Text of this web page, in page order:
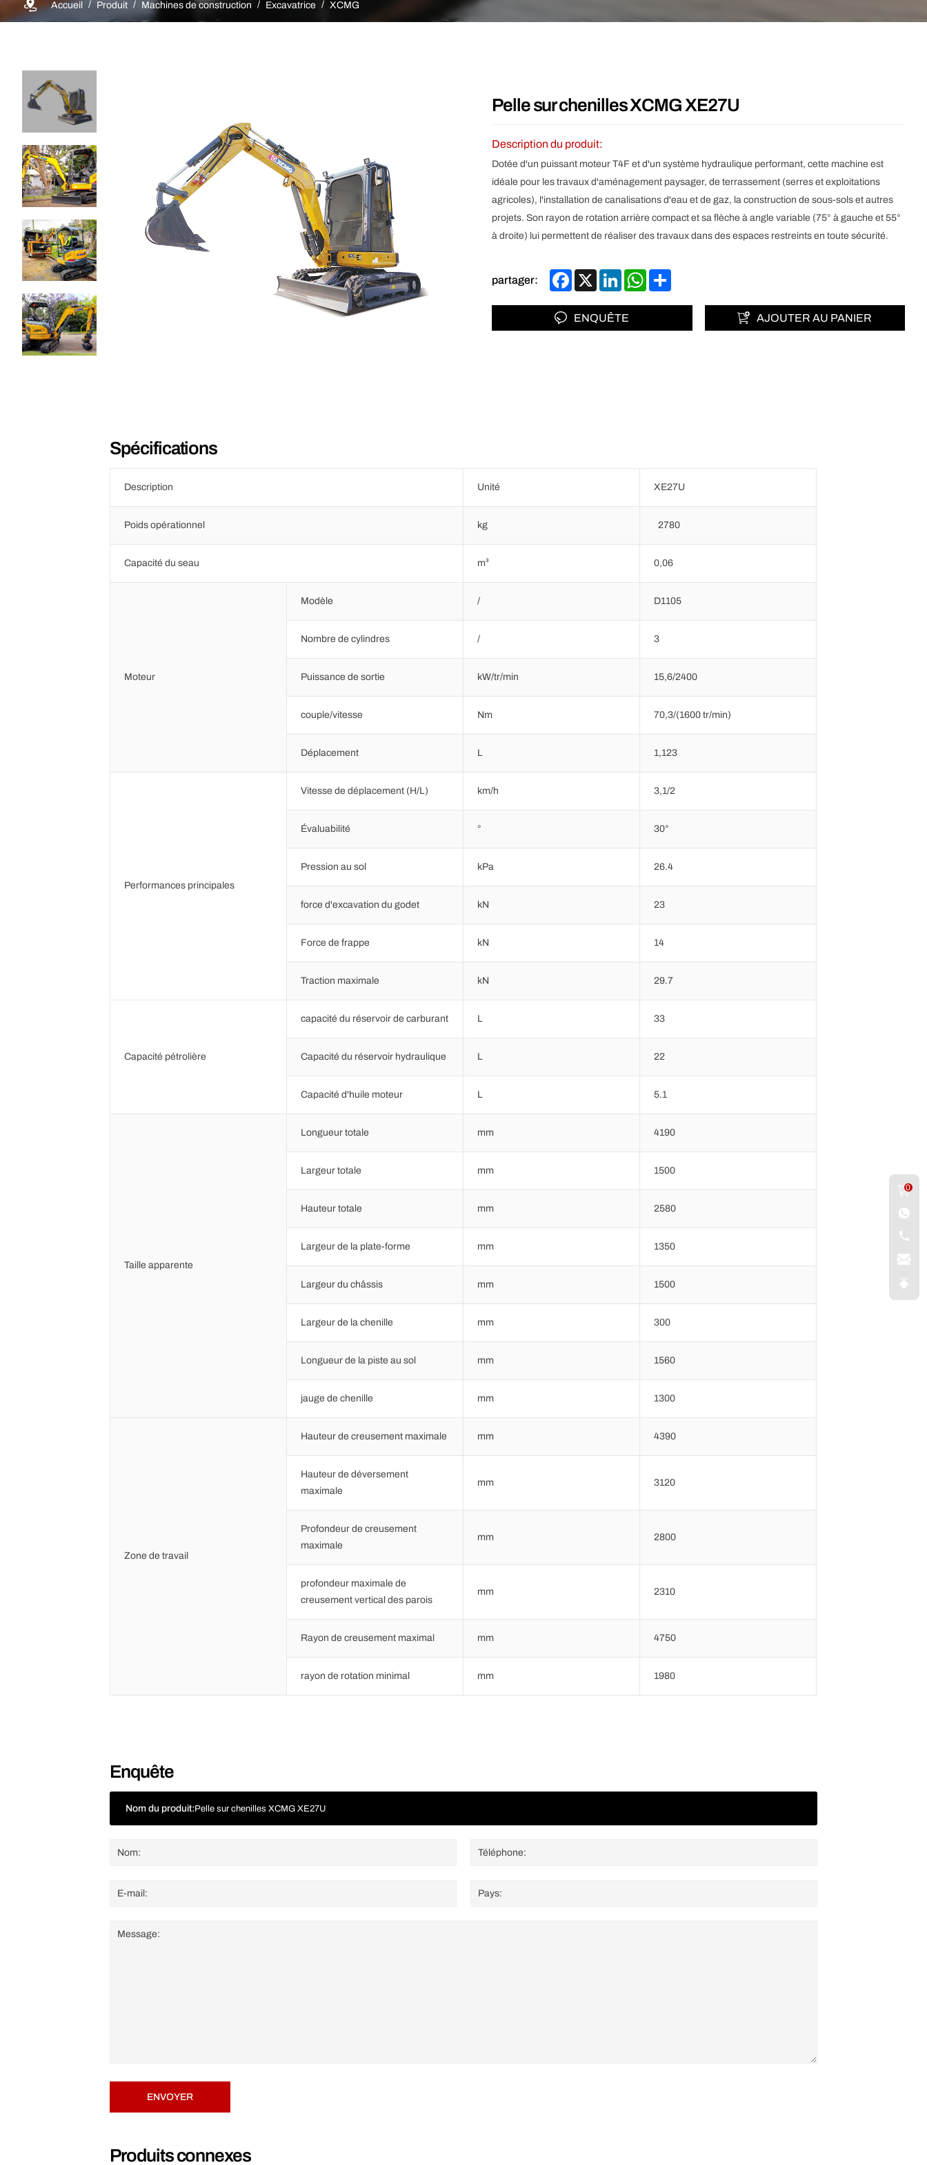
Autre
Accueil Produit Machines de construction Excavatrice XCMG
Pelle sur chenilles XCMG XE27U
Description du produit:
Dotée d'un puissant moteur T4F et d'un système hydraulique performant, cette machine est
idéale pour les travaux d'aménagement paysager, de terrassement (serres et exploitations
agricoles), l'installation de canalisations d'eau et de gaz, la construction de sous-sols et autres
projets. Son rayon de rotation arrière compact et sa flèche à angle variable (75° à gauche et 55°
à droite) lui permettent de réaliser des travaux dans des espaces restreints en toute sécurité.
partager: Facebook
X LinkedInWhatsApp
ENQUÊTE AJOUTER AU PANIER
Spécifications
Description Unité XE27U
Poids opérationnel kg 2780
Capacité du seau m³ 0,06
Moteur
Modèle / D1105
Nombre de cylindres / 3
Puissance de sortie kW/tr/min 15,6/2400
couple/vitesse Nm 70,3/(1600 tr/min)
Déplacement L 1,123
Performances principales
Vitesse de déplacement (H/L) km/h 3,1/2
Évaluabilité ° 30°
Pression au sol kPa 26.4
force d'excavation du godet kN 23
Force de frappe kN 14
Traction maximale kN 29.7
Capacité pétrolière
capacité du réservoir de carburant L 33
Capacité du réservoir hydraulique L 22
Capacité d'huile moteur L 5.1
Taille apparente
Longueur totale mm 4190
Largeur totale mm 1500
Hauteur totale mm 2580
Largeur de la plate-forme mm 1350
Largeur du châssis mm 1500
Largeur de la chenille mm 300
Longueur de la piste au sol mm 1560
jauge de chenille mm 1300
Zone de travail
Hauteur de creusement maximale mm 4390
Hauteur de déversement
maximale
mm 3120
Profondeur de creusement
maximale
mm 2800
profondeur maximale de
creusement vertical des parois
mm 2310
Rayon de creusement maximal mm 4750
rayon de rotation minimal mm 1980
Enquête
Nom du produit:Pelle sur chenilles XCMG XE27U
ENVOYER
Produits connexes
0